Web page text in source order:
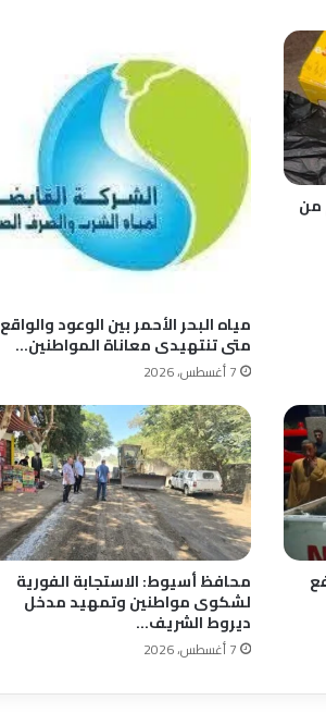
815 كجم من
مياه البحر الأحمر بين الوعود والواقع
متى تنتهيدى معاناة المواطنين…
7 أغسطس، 2026
محافظ أسيوط: الاستجابة الفورية
لشكوى مواطنين وتمهيد مدخل
ديروط الشريف…
7 أغسطس، 2026